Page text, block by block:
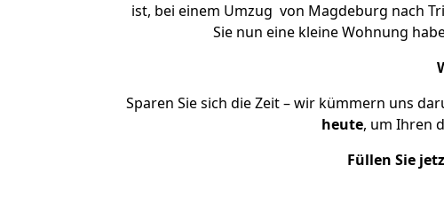
ist, bei einem Umzug von Magdeburg nach
Sie nun eine kleine Wohnung
Sparen Sie sich die Zeit – wir kümmern uns
heute, um Ihren
Füllen Sie